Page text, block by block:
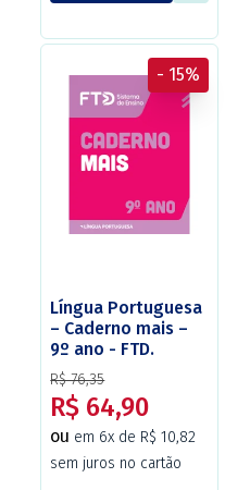
Língua Portuguesa
– Caderno mais –
9º ano - FTD.
R$ 76,35
R$ 64,90
ou em 6x de R$ 10,82
sem juros no cartão
- 15%